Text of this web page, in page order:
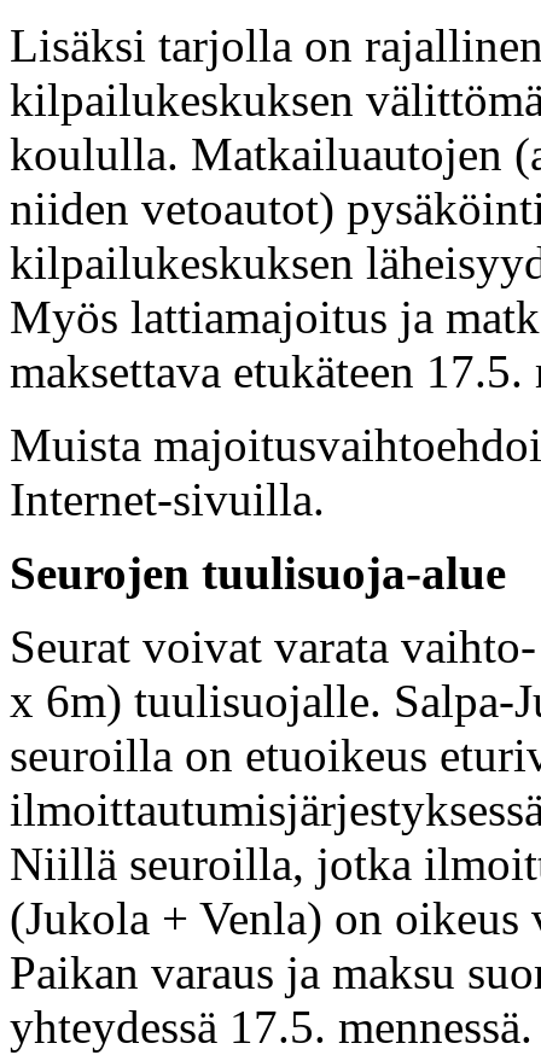
Lisäksi tarjolla on
kilpailukeskuksen
koululla. Matkailuautojen
niiden vetoautot)
kilpailukeskuksen
Myös lattiamajoitus ja
maksettava etukäteen 17.5.
Muista
Internet-sivuilla.
Seurojen tuulisuoja-alue
Seurat voivat varata
x 6m) tuulisuojalle. Salpa-
seuroilla on etuoikeus
Niillä seuroilla, jotka
(Jukola + Venla) on
Paikan varaus ja maksu
yhteydessä 17.5. mennessä.